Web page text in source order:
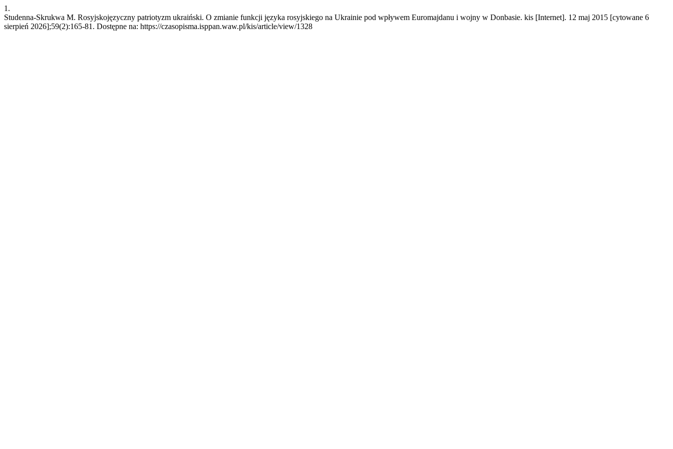
1.
Studenna-Skrukwa M. Rosyjskojęzyczny patriotyzm ukraiński. O zmianie funkcji języka rosyjskiego na Ukrainie pod wpływem Euromajdanu i wojny w Donbasie. kis [Internet]. 12 maj 2015 [cytowane 6
sierpień 2026];59(2):165-81. Dostępne na: https://czasopisma.isppan.waw.pl/kis/article/view/1328